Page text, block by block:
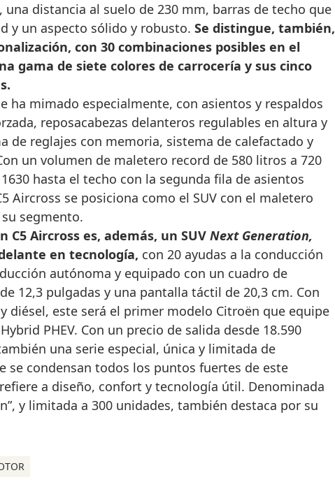
distancia al suelo de 230 mm, barras de techo que
y un aspecto sólido y robusto. Se distingue, también,
con 30 combinaciones posibles en el
gama de siete colores de carrocería y sus cinco
ha mimado especialmente, con asientos y respaldos
reposacabezas delanteros regulables en altura y
de reglajes con memoria, sistema de calefactado y
un volumen de maletero record de 580 litros a 720
hasta el techo con la segunda fila de asientos
Aircross se posiciona como el SUV con el maletero
segmento.
C5 Aircross es, además, un SUV Next Generation,
en tecnología, con 20 ayudas a la conducción
autónoma y equipado con un cuadro de
12,3 pulgadas y una pantalla táctil de 20,3 cm. Con
diésel, este será el primer modelo Citroën que equipe
PHEV. Con un precio de salida desde 18.590
una serie especial, única y limitada de
se condensan todos los puntos fuertes de este
a diseño, confort y tecnología útil. Denominada
y limitada a 300 unidades, también destaca por su